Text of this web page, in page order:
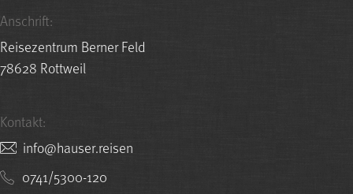
Anschrift:
Reisezentrum Berner Feld
78628 Rottweil
Kontakt:
nesier.resuah@ofni
0741/5300-120